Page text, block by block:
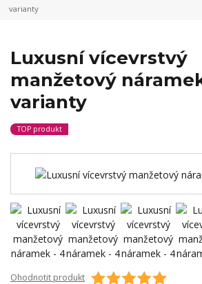
varianty
Luxusní vícevrstvý
manžetový
varianty
TOP produkt
Ohodnotit produkt